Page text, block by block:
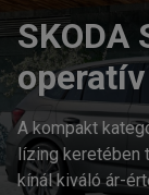
SKODA
A kompakt
lízing keretében
kínál kiváló ár-